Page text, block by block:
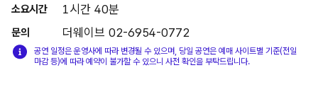
소요시간 1시간 40분
문의 더웨이브 02-6954-0772
공연 일정은 운영사에 따라 변경될 수 있으며, 당일 공연은 예매 사이트별 기준(전일
마감 등)에 따라 예약이 불가할 수 있으니 사전 확인을 부탁드립니다.